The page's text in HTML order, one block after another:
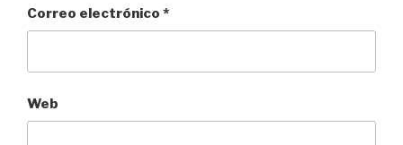
Correo electrónico *
Web